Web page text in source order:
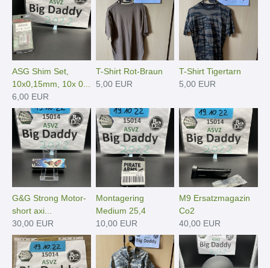
ASG Shim Set,
10x0,15mm, 10x 0...
6,00 EUR
T-Shirt Rot-Braun
5,00 EUR
T-Shirt Tigertarn
5,00 EUR
G&G Strong Motor-
short axi...
30,00 EUR
Montagering
Medium 25,4
10,00 EUR
M9 Ersatzmagazin
Co2
40,00 EUR